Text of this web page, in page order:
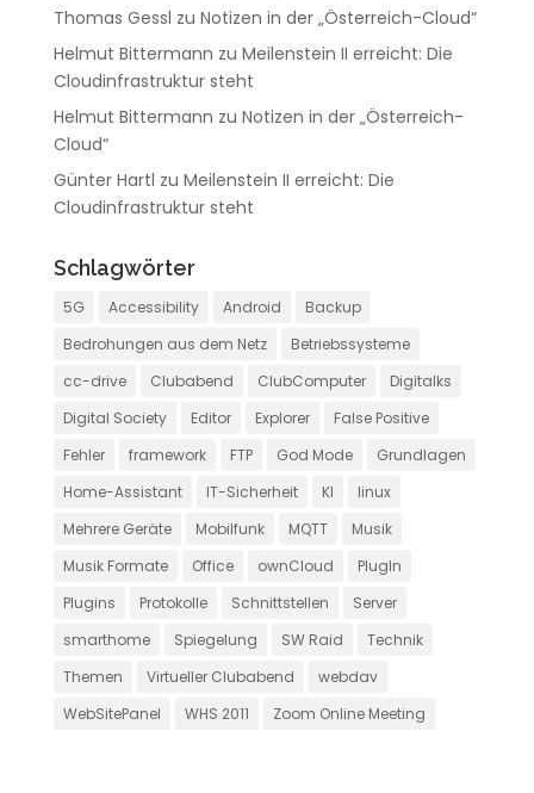
Thomas Gessl zu Notizen in der „Österreich-Cloud“
Helmut Bittermann zu Meilenstein II erreicht: Die
Cloudinfrastruktur steht
Helmut Bittermann zu Notizen in der „Österreich-
Cloud“
Günter Hartl zu Meilenstein II erreicht: Die
Cloudinfrastruktur steht
Schlagwörter
5G Accessibility Android
Backup
Bedrohungen aus dem Netz
Betriebssysteme
cc-drive
Clubabend ClubComputer
Digitalks
Digital Society
Editor Explorer
False Positive
Fehler
framework FTP God Mode
Grundlagen
Home-Assistant
IT-Sicherheit KI
linux
Mehrere Geräte
Mobilfunk MQTT
Musik
Musik Formate
Office ownCloud
PlugIn
Plugins
Protokolle Schnittstellen
Server
smarthome
Spiegelung SW Raid
Technik
Themen
Virtueller Clubabend
webdav
WebSitePanel
WHS 2011 Zoom Online Meeting